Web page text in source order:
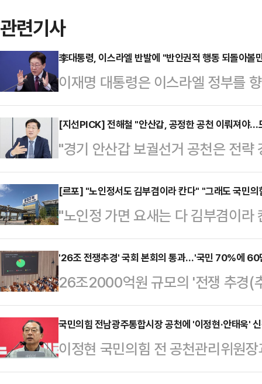
관련기사
李대통령, 이스라엘 반발에 "반인권적 행동 되돌아볼
이재명 대통령은 이스라엘 정부를
으로 고통받고 힘들어하는 전 세계
실망"이라고 공개적으로 비판했다.
스라엘 외무부가 전날 자신의 발언
하며 이같이 썼다.이 대통령은 "아
고 있는 이 엄청난 고통과 국가적
다"고 했다. 최근 중동 전쟁으로 벌
어려움을 언급한 것…
[지선PICK] 전해철 "안산갑, 공정한 공천 이뤄져야…
"경기 안산갑 보궐선거 공천은 전
해철 더불어민주당 전 의원은 문재
철(전해철·양정철·이호철)로 꼽힌
당시 '비명(비이재명) 횡사' 논란 속
동을 멈출 수밖에 없었지만, 지역
산갑 깃발을 들어올리기 위해 나섰
공정하게 뽑아야 한다는 것이 전
일리안 …
[르포] "노인정서도 김부겸이라 칸다" "그래도 국민
"노인정 가면 요새는 다 김부겸이
지, 노인들은 속마음 잘 안 변하니
대구역 전광판 아래서 귀향하는 아
기자에게 이렇게 속삭였다. 평생
금의 보수 진영 상황에 깊은 한숨을
'내 잘났다'며 집안만 흔들고 있다"
하니 민심이 돌아설 수밖에 없지
'26조 전쟁추경' 국회 본회의 통과…'국민 70%에 60
26조2000억원 규모의 '전쟁 추경(
다. 정부 재정 상황을 고려해 여야
합의하면서다.국회는 10일 본회의
의결했다. 정부가 추경안을 국회에
포함할 경우 29일로, 최근 20년 내
국민의힘 전남광주통합시장 공천에 '이정현·안태욱'
이정현 국민의힘 전 공천관리위원
이 국민의힘 전남광주통합시장 후